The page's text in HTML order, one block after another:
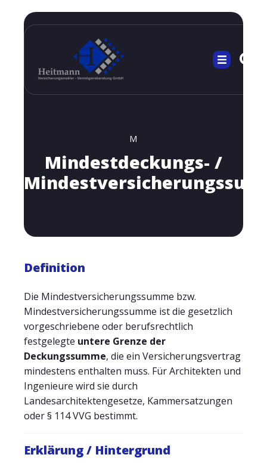
M
Mindestdeckungs- /
Definition
Die Mindestversicherungssumme bzw.
Mindestversicherungssumme ist die gesetzlich
vorgeschriebene oder berufsrechtlich
festgelegte untere Grenze der
Deckungssumme, die ein Versicherungsvertrag
mindestens enthalten muss. Für Architekten und
Ingenieure wird sie durch
Landesarchitektengesetze, Kammersatzungen
oder § 114 VVG bestimmt.
Erklärung / Hintergrund